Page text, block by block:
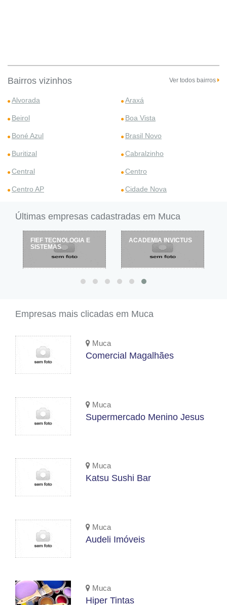
Bairros vizinhos Ver todos bairros
Alvorada Araxá
Beirol Boa Vista
Boné Azul Brasil Novo
Buritizal Cabralzinho
Central Centro
Centro AP Cidade Nova
Últimas empresas cadastradas em Muca
ACADEMIA INVICTUS TELE GÁS
Empresas mais clicadas em Muca
Muca
Comercial Magalhães
Muca
Supermercado Menino Jesus
Muca
Katsu Sushi Bar
Muca
Audeli Imóveis
Muca
Hiper Tintas